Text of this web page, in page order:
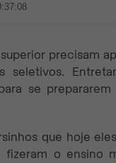
precisam
seletivos.
se
que hoje
o ensino